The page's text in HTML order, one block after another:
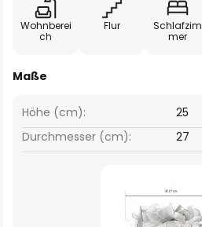
Wohnberei
ch
Flur
Schlafzim
mer
Maße
Höhe (cm):
25
Durchmesser (cm):
27